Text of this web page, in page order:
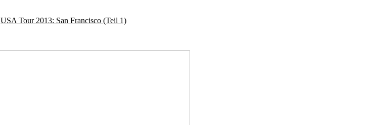
USA Tour 2013: San Francisco (Teil 1)